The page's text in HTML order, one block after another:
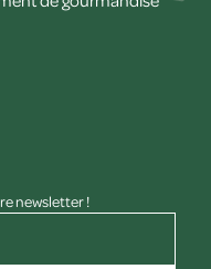
newsletter !